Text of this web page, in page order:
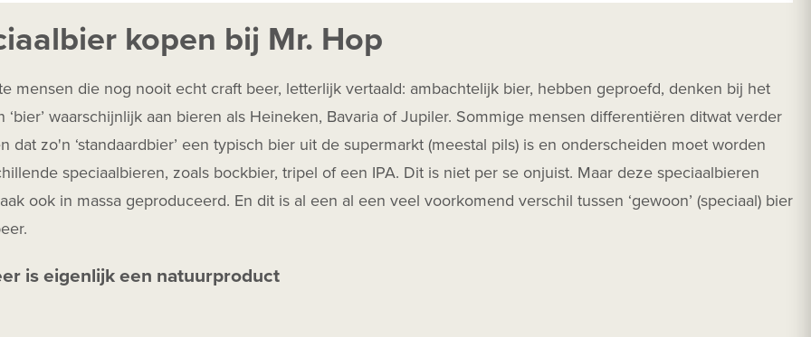
kopen bij Mr. Hop
mensen die nog nooit echt craft beer, letterlijk vertaald: ambachtelijk bier, hebben geproefd, denken bij het
‘bier’ waarschijnlijk aan bieren als Heineken, Bavaria of Jupiler. Sommige mensen differentiëren ditwat verder
dat zo'n ‘standaardbier’ een typisch bier uit de supermarkt (meestal pils) is en onderscheiden moet worden
speciaalbieren, zoals bockbier, tripel of een IPA. Dit is niet per se onjuist. Maar deze speciaalbieren
ook in massa geproduceerd. En dit is al een al een veel voorkomend verschil tussen ‘gewoon’ (speciaal) bier
is eigenlijk een natuurproduct